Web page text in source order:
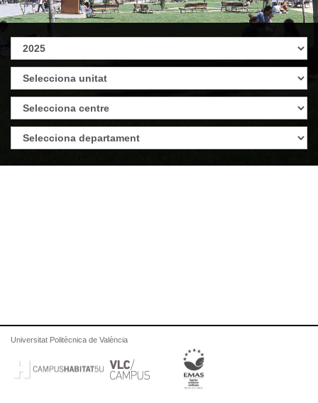
Universitat Politècnica de València